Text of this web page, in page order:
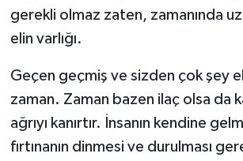
gerekli olmaz zaten, zamanında
elin varlığı.
Geçen geçmiş ve sizden çok şey
zaman. Zaman bazen ilaç olsa da
ağrıyı kanırtır. İnsanın kendine
fırtınanın dinmesi ve durulması